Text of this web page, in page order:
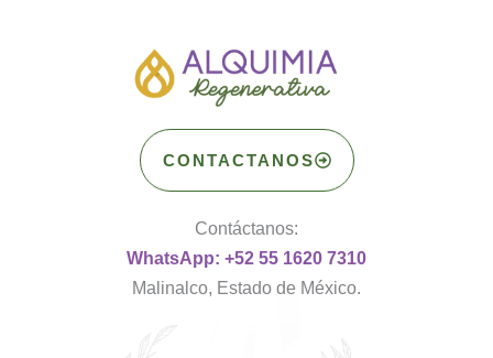
CONTACTANOS
Contáctanos:
WhatsApp: +52 55 1620 7310
Malinalco, Estado de México.